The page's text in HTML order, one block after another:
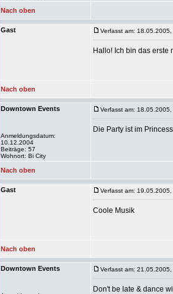
Nach oben
Gast Verfasst am:
Hallo! Ich bin das erste
Nach oben
Downtown Events
Anmeldungsdatum:
10.12.2004
Beiträge: 57
Wohnort: Bi City
Verfasst am:
Die Party ist im
Nach oben
Gast Verfasst am:
Coole Musik
Nach oben
Downtown Events Verfasst am:
Don't be late & dance